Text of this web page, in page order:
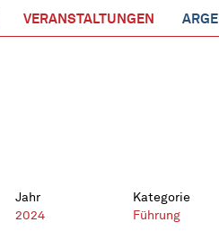
VERANSTALTUNGEN ARGE
Jahr
2024
Kategorie
Führung